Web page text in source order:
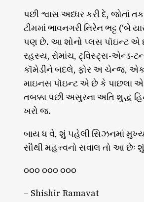
પછી શ્વાસ અધ્ધર કરી દે, જોતાં
ટીમમાં ભાવનગરી નિરેન ભટ્ટ (‘બે
પણ છે. આ શોનો પ્લસ પૉઇન્ટ એ છે
રહસ્ય, રોમાંચ, ટ્વિસ્ટ્સ-એન્ડ-
કૉમેડીને બદલે, ફોર અ ચેન્જ,
માઇનસ પૉઇન્ટ એ છે કે પાછલા
તબક્કા પછી અસુરના અતિ શુદ્ધ
ખરો જ.
બાય ધ વે, શું પહેલી સિઝનમાં
સૌથી મહત્ત્વનો સવાલ તો આ છેઃ
૦૦૦ ૦૦૦ ૦૦૦
– Shishir Ramavat